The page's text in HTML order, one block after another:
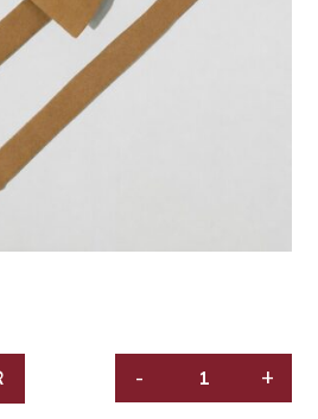
QUANTITÉ
- +